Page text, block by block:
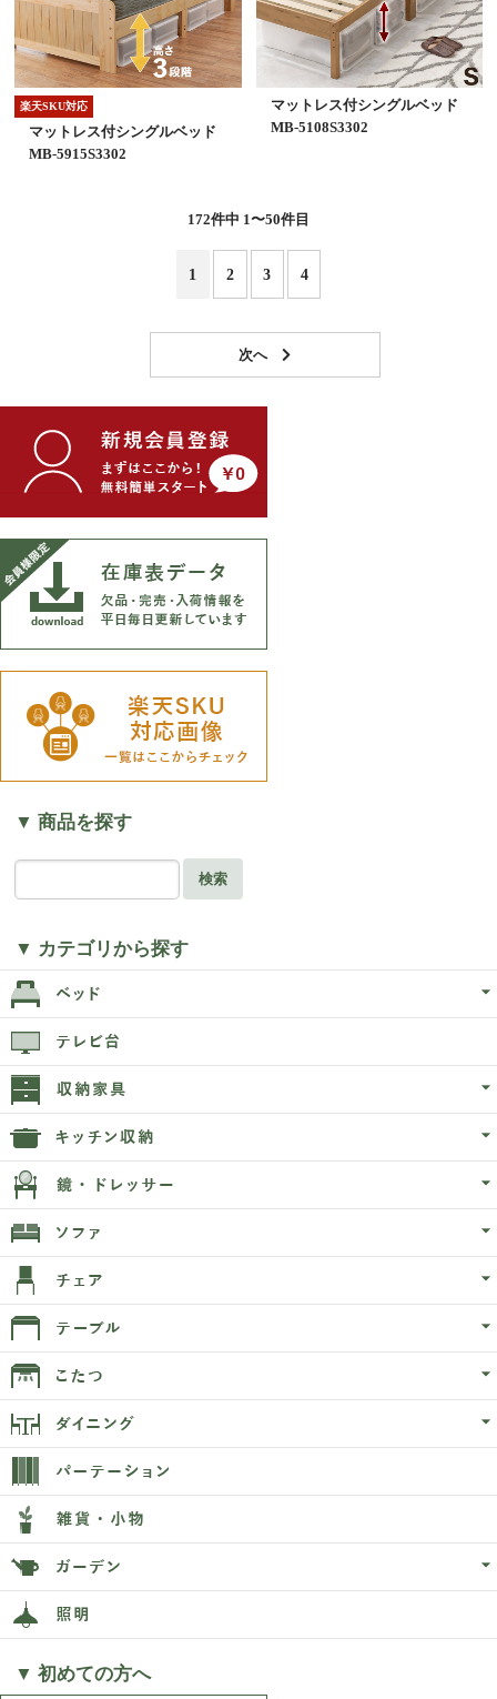
楽天SKU対応
マットレス付シングルベッド
MB-5915S3302
マットレス付シングルベッド
MB-5108S3302
172件中 1〜50件目
1 2 3 4
▼ 商品を探す
検索
▼ カテゴリから探す
▼ 初めての方へ